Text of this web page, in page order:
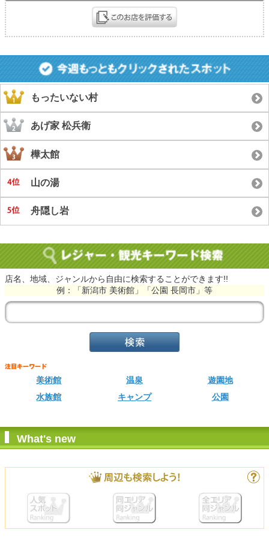
もったいない村
あげ家 松兵衛
樺太館
山の湯
舟隠し岩
店名、地域、ジャンルから自由に検索することができます!!
例：「新潟市 美術館」「公園 長岡市」等
美術館 温泉
遊園地
水族館
キャンプ 公園
What's new